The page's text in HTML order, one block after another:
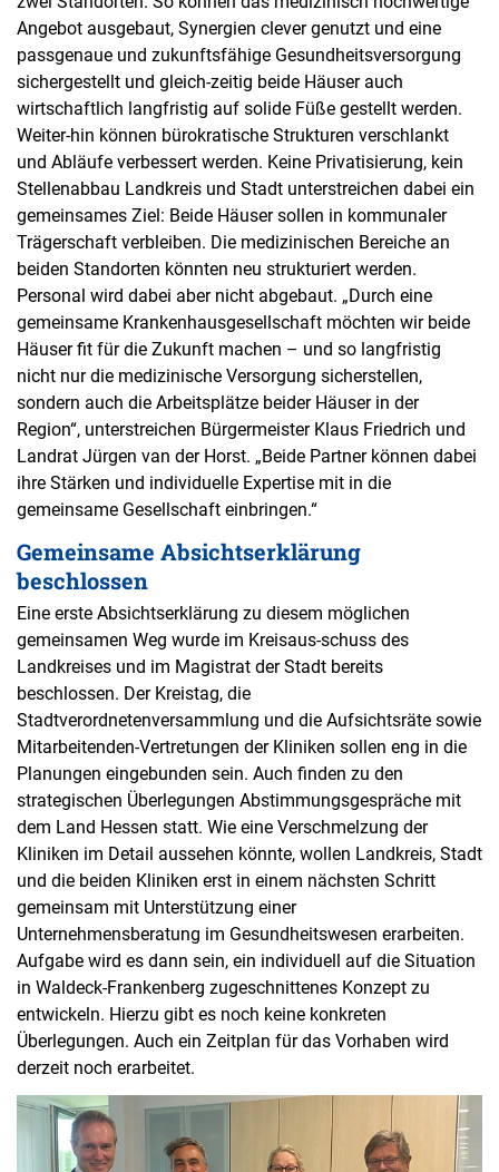
Angebot ausgebaut, Synergien clever genutzt und eine
passgenaue und zukunftsfähige Gesundheitsversorgung
sichergestellt und gleich-zeitig beide Häuser auch
wirtschaftlich langfristig auf solide Füße gestellt werden.
Weiter-hin können bürokratische Strukturen verschlankt
und Abläufe verbessert werden. Keine Privatisierung, kein
Stellenabbau Landkreis und Stadt unterstreichen dabei ein
gemeinsames Ziel: Beide Häuser sollen in kommunaler
Trägerschaft verbleiben. Die medizinischen Bereiche an
beiden Standorten könnten neu strukturiert werden.
Personal wird dabei aber nicht abgebaut. „Durch eine
gemeinsame Krankenhausgesellschaft möchten wir beide
Häuser fit für die Zukunft machen – und so langfristig
nicht nur die medizinische Versorgung sicherstellen,
sondern auch die Arbeitsplätze beider Häuser in der
Region“, unterstreichen Bürgermeister Klaus Friedrich und
Landrat Jürgen van der Horst. „Beide Partner können dabei
ihre Stärken und individuelle Expertise mit in die
gemeinsame Gesellschaft einbringen.“
Gemeinsame Absichtserklärung
beschlossen
Eine erste Absichtserklärung zu diesem möglichen
gemeinsamen Weg wurde im Kreisaus-schuss des
Landkreises und im Magistrat der Stadt bereits
beschlossen. Der Kreistag, die
Stadtverordnetenversammlung und die Aufsichtsräte sowie
Mitarbeitenden-Vertretungen der Kliniken sollen eng in die
Planungen eingebunden sein. Auch finden zu den
strategischen Überlegungen Abstimmungsgespräche mit
dem Land Hessen statt. Wie eine Verschmelzung der
Kliniken im Detail aussehen könnte, wollen Landkreis, Stadt
und die beiden Kliniken erst in einem nächsten Schritt
gemeinsam mit Unterstützung einer
Unternehmensberatung im Gesundheitswesen erarbeiten.
Aufgabe wird es dann sein, ein individuell auf die Situation
in Waldeck-Frankenberg zugeschnittenes Konzept zu
entwickeln. Hierzu gibt es noch keine konkreten
Überlegungen. Auch ein Zeitplan für das Vorhaben wird
derzeit noch erarbeitet.